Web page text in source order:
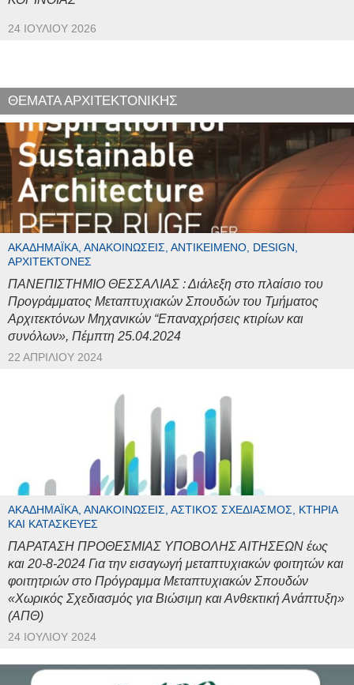
24 ΙΟΥΛΊΟΥ 2026
ΘΕΜΑΤΑ ΑΡΧΙΤΕΚΤΟΝΙΚΗΣ
ΑΚΑΔΗΜΑΪΚΆ, ΑΝΑΚΟΙΝΏΣΕΙΣ, ΑΝΤΙΚΕΊΜΕΝΟ, DESIGN,
ΑΡΧΙΤΈΚΤΟΝΕΣ
ΠΑΝΕΠΙΣΤΗΜΙΟ ΘΕΣΣΑΛΙΑΣ : Διάλεξη στο πλαίσιο του
Προγράμματος Μεταπτυχιακών Σπουδών του Τμήματος
Αρχιτεκτόνων Μηχανικών “Επαναχρήσεις κτιρίων και
συνόλων», Πέμπτη 25.04.2024
22 ΑΠΡΙΛΊΟΥ 2024
ΑΚΑΔΗΜΑΪΚΆ, ΑΝΑΚΟΙΝΏΣΕΙΣ, ΑΣΤΙΚΌΣ ΣΧΕΔΙΑΣΜΌΣ, ΚΤΉΡΙΑ
ΚΑΙ ΚΑΤΑΣΚΕΥΈΣ
ΠΑΡΑΤΑΣΗ ΠΡΟΘΕΣΜΙΑΣ ΥΠΟΒΟΛΗΣ ΑΙΤΗΣΕΩΝ έως
και 20-8-2024 Για την εισαγωγή μεταπτυχιακών φοιτητών και
φοιτητριών στο Πρόγραμμα Μεταπτυχιακών Σπουδών
«Χωρικός Σχεδιασμός για Βιώσιμη και Ανθεκτική Ανάπτυξη»
(ΑΠΘ)
24 ΙΟΥΛΊΟΥ 2024